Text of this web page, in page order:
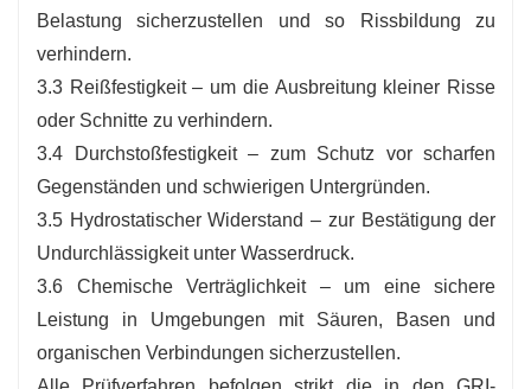
Belastung sicherzustellen und so Rissbildung zu
verhindern.
3.3 Reißfestigkeit – um die Ausbreitung kleiner Risse
oder Schnitte zu verhindern.
3.4 Durchstoßfestigkeit – zum Schutz vor scharfen
Gegenständen und schwierigen Untergründen.
3.5 Hydrostatischer Widerstand – zur Bestätigung der
Undurchlässigkeit unter Wasserdruck.
3.6 Chemische Verträglichkeit – um eine sichere
Leistung in Umgebungen mit Säuren, Basen und
organischen Verbindungen sicherzustellen.